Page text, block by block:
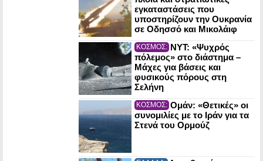
εγκαταστάσεις που
υποστηρίζουν την Ουκρανία
σε Οδησσό και Μικολάιφ
ΚΟΣΜΟΣ: NYT: «Ψυχρός
πόλεμος» στο διάστημα –
Μάχες για βάσεις και
φυσικούς πόρους στη
Σελήνη
ΚΟΣΜΟΣ: Ομάν: «Θετικές» οι
συνομιλίες με το Ιράν για τα
Στενά του Ορμούζ